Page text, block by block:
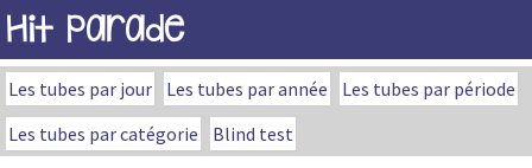
Hit Parade
Les tubes par jour Les tubes par année
Les tubes par période
Les tubes par catégorie
Blind test